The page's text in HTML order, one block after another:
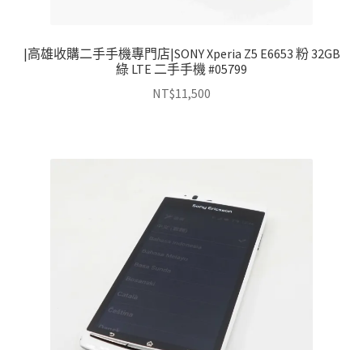
|高雄收購二手手機專門店|SONY Xperia Z5 E6653 粉 32GB
綠 LTE 二手手機 #05799
NT$11,500